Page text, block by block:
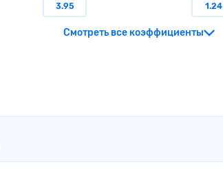
3.95 1.24
Смотреть все коэффициенты